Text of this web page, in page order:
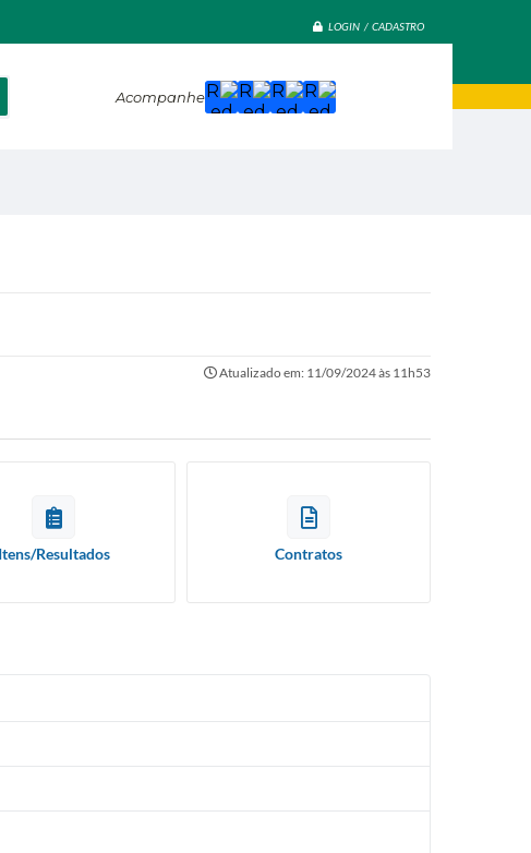
LOGIN / CADASTRO
Acompanhe
Atualizado em: 11/09/2024 às 11h53
Itens/Resultados Contratos